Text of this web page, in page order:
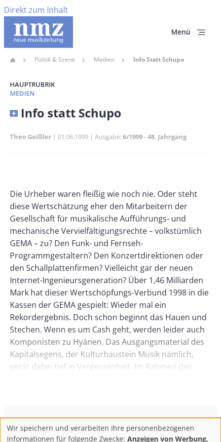
Direkt zum Inhalt
Menü
Home Politik & Szene Medien Info Statt Schupo
HAUPTRUBRIK
MEDIEN
Banner
Size
Info statt Schupo
Theo Geißler Publikationsdatum
01.06.1999 Ausgabe 6/1999 - 48. Jahrgang
Left
Rectangle
Right
Body
Die Urheber waren fleißig wie noch nie. Oder steht
diese Wertschätzung eher den Mitarbeitern der
Gesellschaft für musikalische Aufführungs- und
mechanische Vervielfältigungsrechte – volkstümlich
GEMA – zu? Den Funk- und Fernseh-
Programmgestaltern? Den Konzertdirektionen oder
den Schallplattenfirmen? Vielleicht gar der neuen
Internet-Ingenieursgeneration? Über 1,46 Milliarden
Mark hat dieser Wertschöpfungs-Verbund 1998 in die
Kassen der GEMA gespielt: Wieder mal ein
Rekordergebnis. Doch schon beginnt das Hauen und
Stechen. Wenn es um Cash geht, werden leider auch
Komponisten zu Hyänen. Das Ausgangsmaterial des
Kapitalsegens, der Kulturbaustein Musik nämlich,
gerät dabei tief in Vergessenheit. Im Rahmen des
Das neue Hochrechnungs-System PRO führt zwar
objektiv zu mehr Verteilungsgerechtigkeit, läßt aber
Footer
ConBrio Kulturmedienhaus AGB
Datenschutz
Impressum
Info & Kontakt
Use
Wir speichern und verarbeiten Ihre personenbezogenen
Informationen für folgende Zwecke: Anzeigen von Werbung,